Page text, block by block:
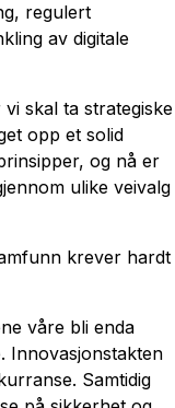
regulert
av digitale
skal ta strategiske
opp et solid
og nå er
ulike veivalg
krever hardt
våre bli enda
Innovasjonstakten
Samtidig